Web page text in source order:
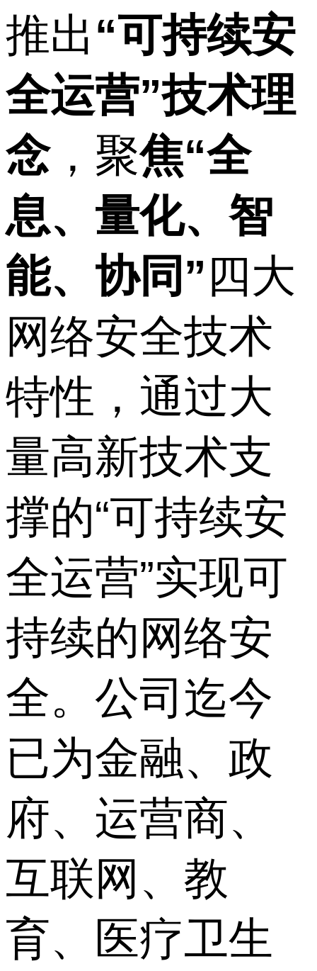
推出“可持续安
全运营”技术理
念，聚焦“全
息、量化、智
能、协同” 四大
网络安全技术
特性，通过大
量高新技术支
撑的“可持续安
全运营”实现可
持续的网络安
全。公司迄今
已为金融、政
府、运营商、
互联网、教
育、医疗卫生